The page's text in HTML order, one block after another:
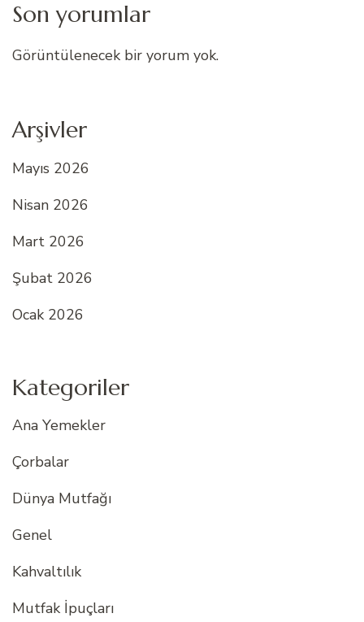
Son yorumlar
Görüntülenecek bir yorum yok.
Arşivler
Mayıs 2026
Nisan 2026
Mart 2026
Şubat 2026
Ocak 2026
Kategoriler
Ana Yemekler
Çorbalar
Dünya Mutfağı
Genel
Kahvaltılık
Mutfak İpuçları